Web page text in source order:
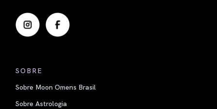
SOBRE
Sobre Moon Omens Brasil
Sobre Astrologia